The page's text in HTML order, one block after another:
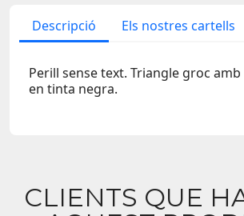
Descripció Els nostres cartells
Perill sense text. Triangle groc
en tinta negra.
CLIENTS QUE